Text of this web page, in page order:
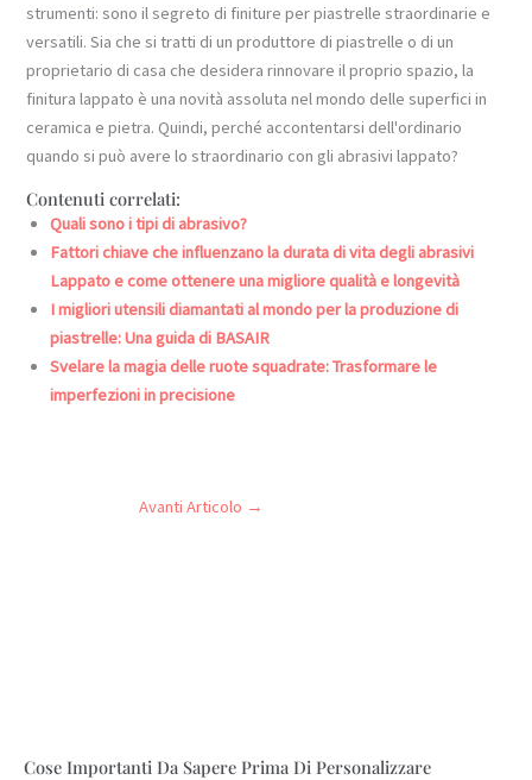
strumenti: sono il segreto di finiture per piastrelle straordinarie e
versatili. Sia che si tratti di un produttore di piastrelle o di un
proprietario di casa che desidera rinnovare il proprio spazio, la
finitura lappato è una novità assoluta nel mondo delle superfici in
ceramica e pietra. Quindi, perché accontentarsi dell'ordinario
quando si può avere lo straordinario con gli abrasivi lappato?
Contenuti correlati:
Quali sono i tipi di abrasivo?
Fattori chiave che influenzano la durata di vita degli abrasivi
Lappato e come ottenere una migliore qualità e longevità
I migliori utensili diamantati al mondo per la produzione di
piastrelle: Una guida di BASAIR
Svelare la magia delle ruote squadrate: Trasformare le
imperfezioni in precisione
Avanti Articolo →
Cose Importanti Da Sapere Prima Di Personalizzare